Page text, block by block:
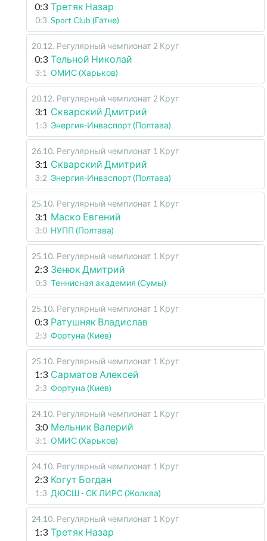
0:3 Третяк Назар
0:3 Sport Club (Гатне)
20.12. Регулярный чемпионат 2 Круг
0:3 Тельной Николай
3:1 ОМИС (Харьков)
20.12. Регулярный чемпионат 2 Круг
3:1 Скварский Дмитрий
1:3 Энергия-Инваспорт (Полтава)
26.10. Регулярный чемпионат 1 Круг
3:1 Скварский Дмитрий
3:2 Энергия-Инваспорт (Полтава)
25.10. Регулярный чемпионат 1 Круг
3:1 Маско Евгений
3:0 НУПП (Полтава)
25.10. Регулярный чемпионат 1 Круг
2:3 Зенюк Дмитрий
0:3 Теннисная академия (Сумы)
25.10. Регулярный чемпионат 1 Круг
0:3 Ратушняк Владислав
2:3 Фортуна (Киев)
25.10. Регулярный чемпионат 1 Круг
1:3 Сарматов Алексей
2:3 Фортуна (Киев)
24.10. Регулярный чемпионат 1 Круг
3:0 Мельник Валерий
3:1 ОМИС (Харьков)
24.10. Регулярный чемпионат 1 Круг
2:3 Когут Богдан
1:3 ДЮСШ - СК ЛИРС (Жолква)
24.10. Регулярный чемпионат 1 Круг
1:3 Третяк Назар